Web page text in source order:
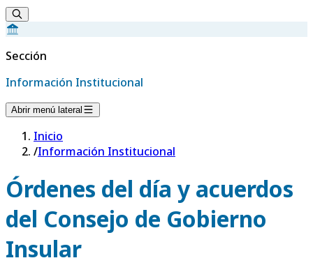
Sección
Información Institucional
Abrir menú lateral
Inicio
/Información Institucional
Órdenes del día y acuerdos
del Consejo de Gobierno
Insular